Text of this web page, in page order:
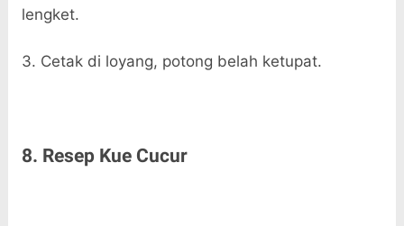
lengket.
3. Cetak di loyang, potong belah ketupat.
8. Resep Kue Cucur